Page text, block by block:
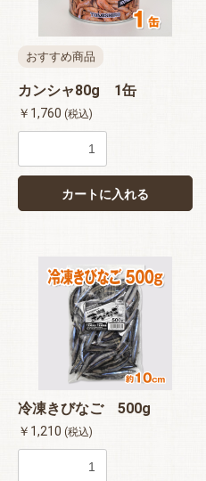
おすすめ商品
カンシャ80g 1缶
￥1,760 (税込)
カートに入れる
冷凍きびなご 500g
￥1,210 (税込)